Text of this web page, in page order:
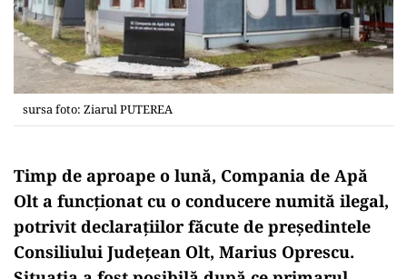
sursa foto: Ziarul PUTEREA
Timp de aproape o lună, Compania de Apă
Olt a funcționat cu o conducere numită ilegal,
potrivit declarațiilor făcute de președintele
Consiliului Județean Olt, Marius Oprescu.